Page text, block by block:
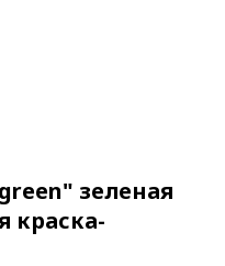
зеленая
краска-